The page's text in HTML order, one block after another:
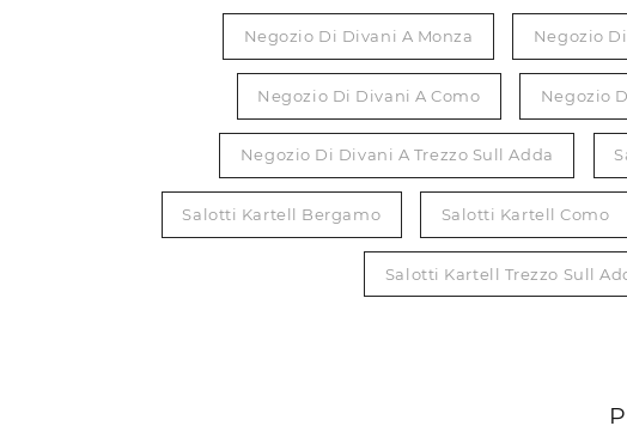
Negozio Di Divani A Monza Negozio
Negozio Di Divani A Como Negozio
Negozio Di Divani A Trezzo Sull Adda
Salotti Kartell Bergamo Salotti Kartell Como
Salotti Kartell Trezzo Sull